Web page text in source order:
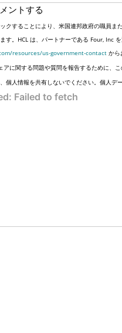
ントする
クすることにより、米国連邦政府の職員
す。HCL は、パートナーである Four, Inc
resources/us-government-contact から
アに関する問題や質問を報告するために、
個人情報を共有しないでください。個人デ